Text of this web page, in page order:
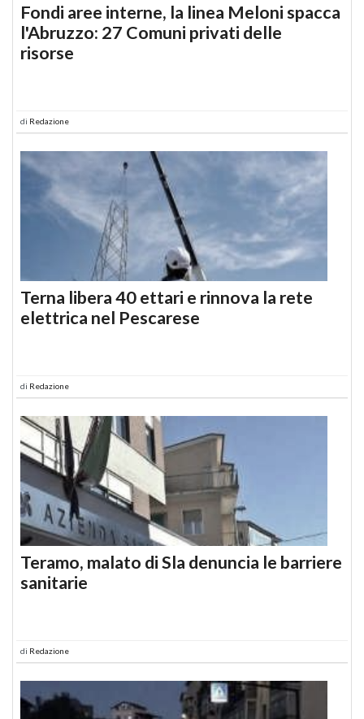
Fondi aree interne, la linea Meloni spacca
l'Abruzzo: 27 Comuni privati delle
risorse
di Redazione
Terna libera 40 ettari e rinnova la rete
elettrica nel Pescarese
di Redazione
Teramo, malato di Sla denuncia le barriere
sanitarie
di Redazione